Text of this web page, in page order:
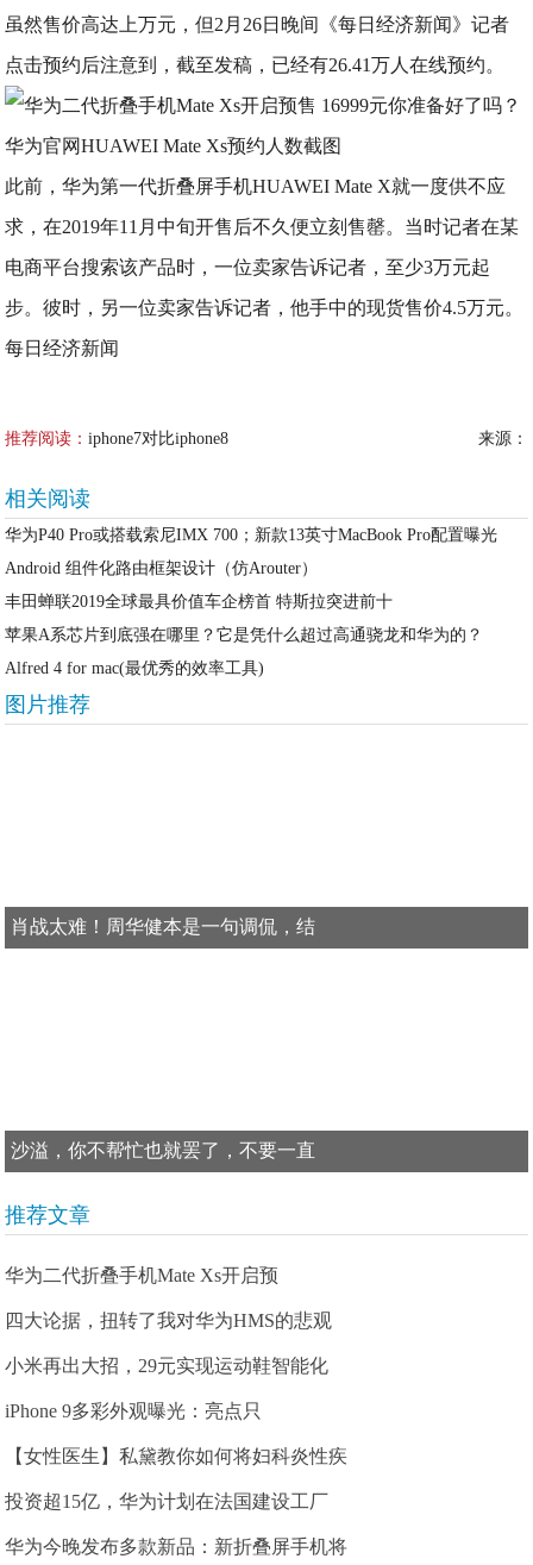
虽然售价高达上万元，但2月26日晚间《每日经济新闻》记者
点击预约后注意到，截至发稿，已经有26.41万人在线预约。
华为官网HUAWEI Mate Xs预约人数截图
此前，华为第一代折叠屏手机HUAWEI Mate X就一度供不应
求，在2019年11月中旬开售后不久便立刻售罄。当时记者在某
电商平台搜索该产品时，一位卖家告诉记者，至少3万元起
步。彼时，另一位卖家告诉记者，他手中的现货售价4.5万元。
每日经济新闻
推荐阅读：iphone7对比iphone8 来源：
相关阅读
华为P40 Pro或搭载索尼IMX 700；新款13英寸MacBook Pro配置曝光
Android 组件化路由框架设计（仿Arouter）
丰田蝉联2019全球最具价值车企榜首 特斯拉突进前十
苹果A系芯片到底强在哪里？它是凭什么超过高通骁龙和华为的？
Alfred 4 for mac(最优秀的效率工具)
图片推荐
肖战太难！周华健本是一句调侃，结
沙溢，你不帮忙也就罢了，不要一直
推荐文章
华为二代折叠手机Mate Xs开启预
四大论据，扭转了我对华为HMS的悲观
小米再出大招，29元实现运动鞋智能化
iPhone 9多彩外观曝光：亮点只
【女性医生】私黛教你如何将妇科炎性疾
投资超15亿，华为计划在法国建设工厂
华为今晚发布多款新品：新折叠屏手机将